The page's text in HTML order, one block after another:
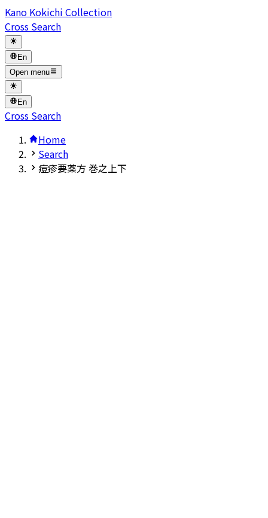
Kano Kokichi Collection
Cross Search
En
Open menu
En
Cross Search
Home
Search
痘疹要薬方 巻之上下